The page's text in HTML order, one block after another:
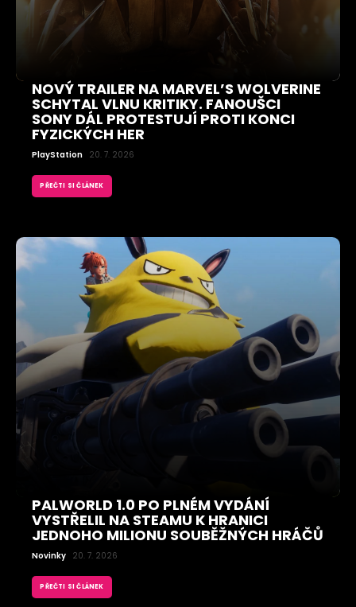
NOVÝ TRAILER NA MARVEL’S WOLVERINE
SCHYTAL VLNU KRITIKY. FANOUŠCI
SONY DÁL PROTESTUJÍ PROTI KONCI
FYZICKÝCH HER
PlayStation 20. 7. 2026
PŘEČTI SI ČLÁNEK
PALWORLD 1.0 PO PLNÉM VYDÁNÍ
VYSTŘELIL NA STEAMU K HRANICI
JEDNOHO MILIONU SOUBĚŽNÝCH HRÁČŮ
Novinky 20. 7. 2026
PŘEČTI SI ČLÁNEK